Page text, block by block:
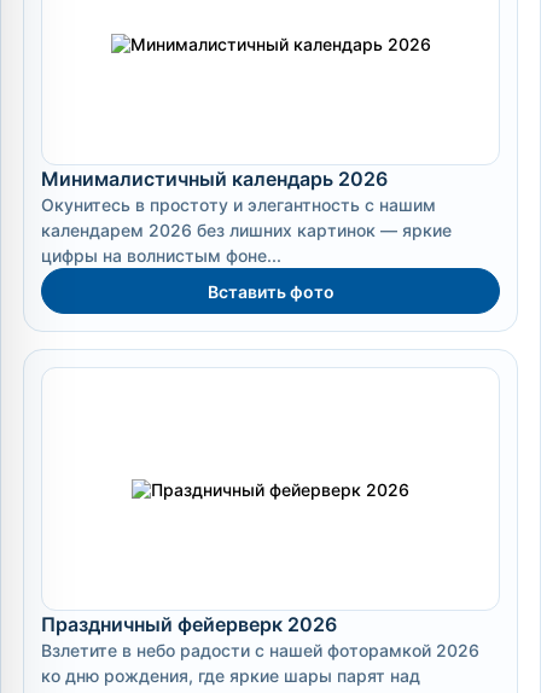
Минималистичный календарь 2026
Окунитесь в простоту и элегантность с нашим
календарем 2026 без лишних картинок — яркие
цифры на волнистым фоне...
Вставить фото
Праздничный фейерверк 2026
Взлетите в небо радости с нашей фоторамкой 2026
ко дню рождения, где яркие шары парят над